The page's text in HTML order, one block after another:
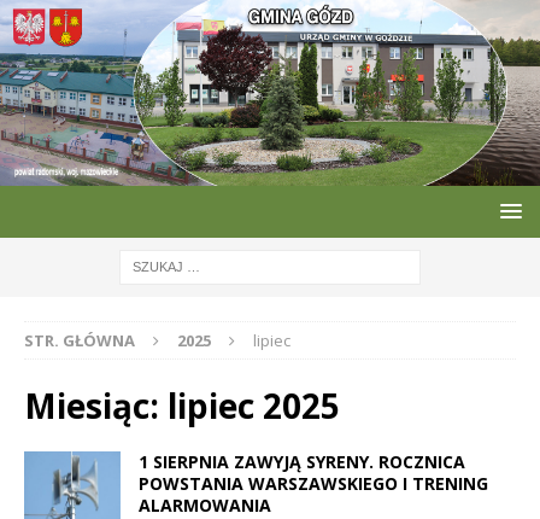
STR. GŁÓWNA 2025 lipiec
Miesiąc: lipiec 2025
1 SIERPNIA ZAWYJĄ SYRENY. ROCZNICA
POWSTANIA WARSZAWSKIEGO I TRENING
ALARMOWANIA